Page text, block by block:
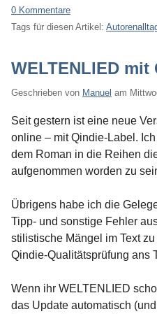
0 Kommentare
Tags für diesen Artikel:
WELTENLIED mit
Geschrieben von Manuel am
Seit gestern ist eine neue
online – mit Qindie-Label.
dem Roman in die Reihen
aufgenommen worden zu
Übrigens habe ich die
Tipp- und sonstige Fehler
stilistische Mängel im Text
Qindie-Qualitätsprüfung ans
Wenn ihr WELTENLIED
das Update automatisch